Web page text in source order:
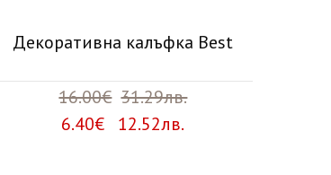
Декоративна калъфка Best
16.00€ 31.29лв.
6.40€ 12.52лв.